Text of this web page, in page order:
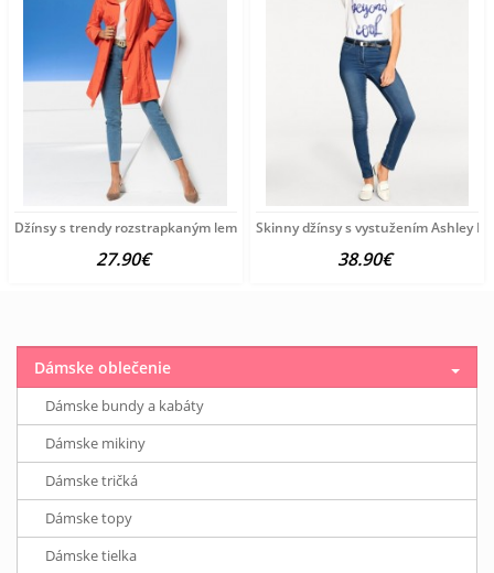
Džínsy s trendy rozstrapkaným lemom HEINE, modrobiele
27.90€
Skinny džínsy s vystužením Ashley
38.90€
Dámske oblečenie
Dámske bundy a kabáty
Dámske mikiny
Dámske tričká
Dámske topy
Dámske tielka